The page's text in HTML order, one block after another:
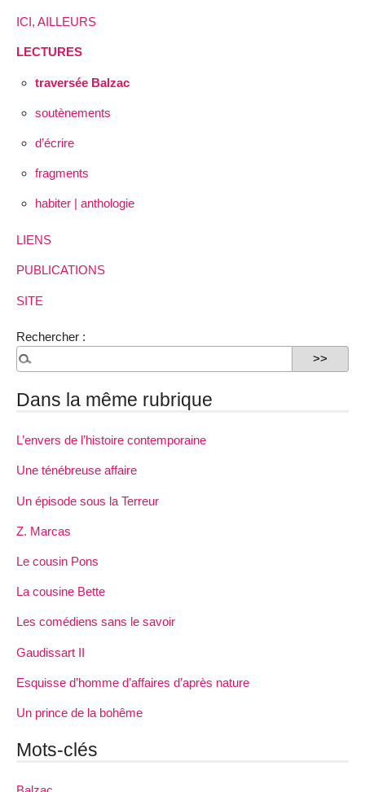
ICI, AILLEURS
LECTURES
traversée Balzac
soutènements
d’écrire
fragments
habiter | anthologie
LIENS
PUBLICATIONS
SITE
Rechercher :
Dans la même rubrique
L’envers de l’histoire contemporaine
Une ténébreuse affaire
Un épisode sous la Terreur
Z. Marcas
Le cousin Pons
La cousine Bette
Les comédiens sans le savoir
Gaudissart II
Esquisse d’homme d’affaires d’après nature
Un prince de la bohême
Mots-clés